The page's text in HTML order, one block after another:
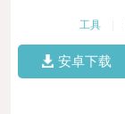
工具
安卓下载